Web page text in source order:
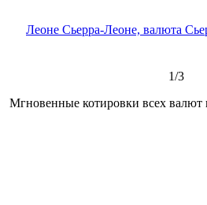
Леоне Сьерра-Леоне, валюта
1/3
Мгновенные котировки всех